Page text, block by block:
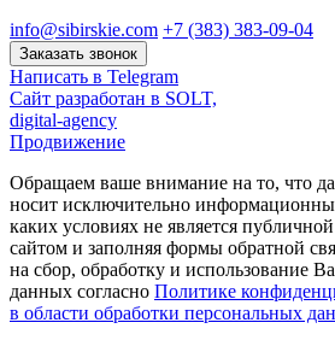
info@sibirskie.com +7 (383) 383-09-04
Заказать звонок
Написать в Telegram
Сайт разработан в SOLT,
digital-agency
Продвижение
Обращаем ваше внимание на то, что
носит исключительно
каких условиях не является
сайтом и заполняя формы обратной
на сбор, обработку и использование
данных согласно Политике
в области обработки персональных